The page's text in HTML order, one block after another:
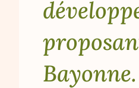
Bayonne.